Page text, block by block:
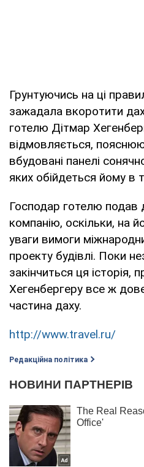
Грунтуючись на ці
зажадала вкоротити
готелю Дітмар
відмовляється,
вбудовані панелі
яких обійдеться йому в
Господар готелю подав
компанію, оскільки, на
уваги вимоги
проекту будівлі. Поки
закінчиться ця історія,
Хегенбергеру все ж
частина даху.
http://www.travel.ru/
Редакційна політика